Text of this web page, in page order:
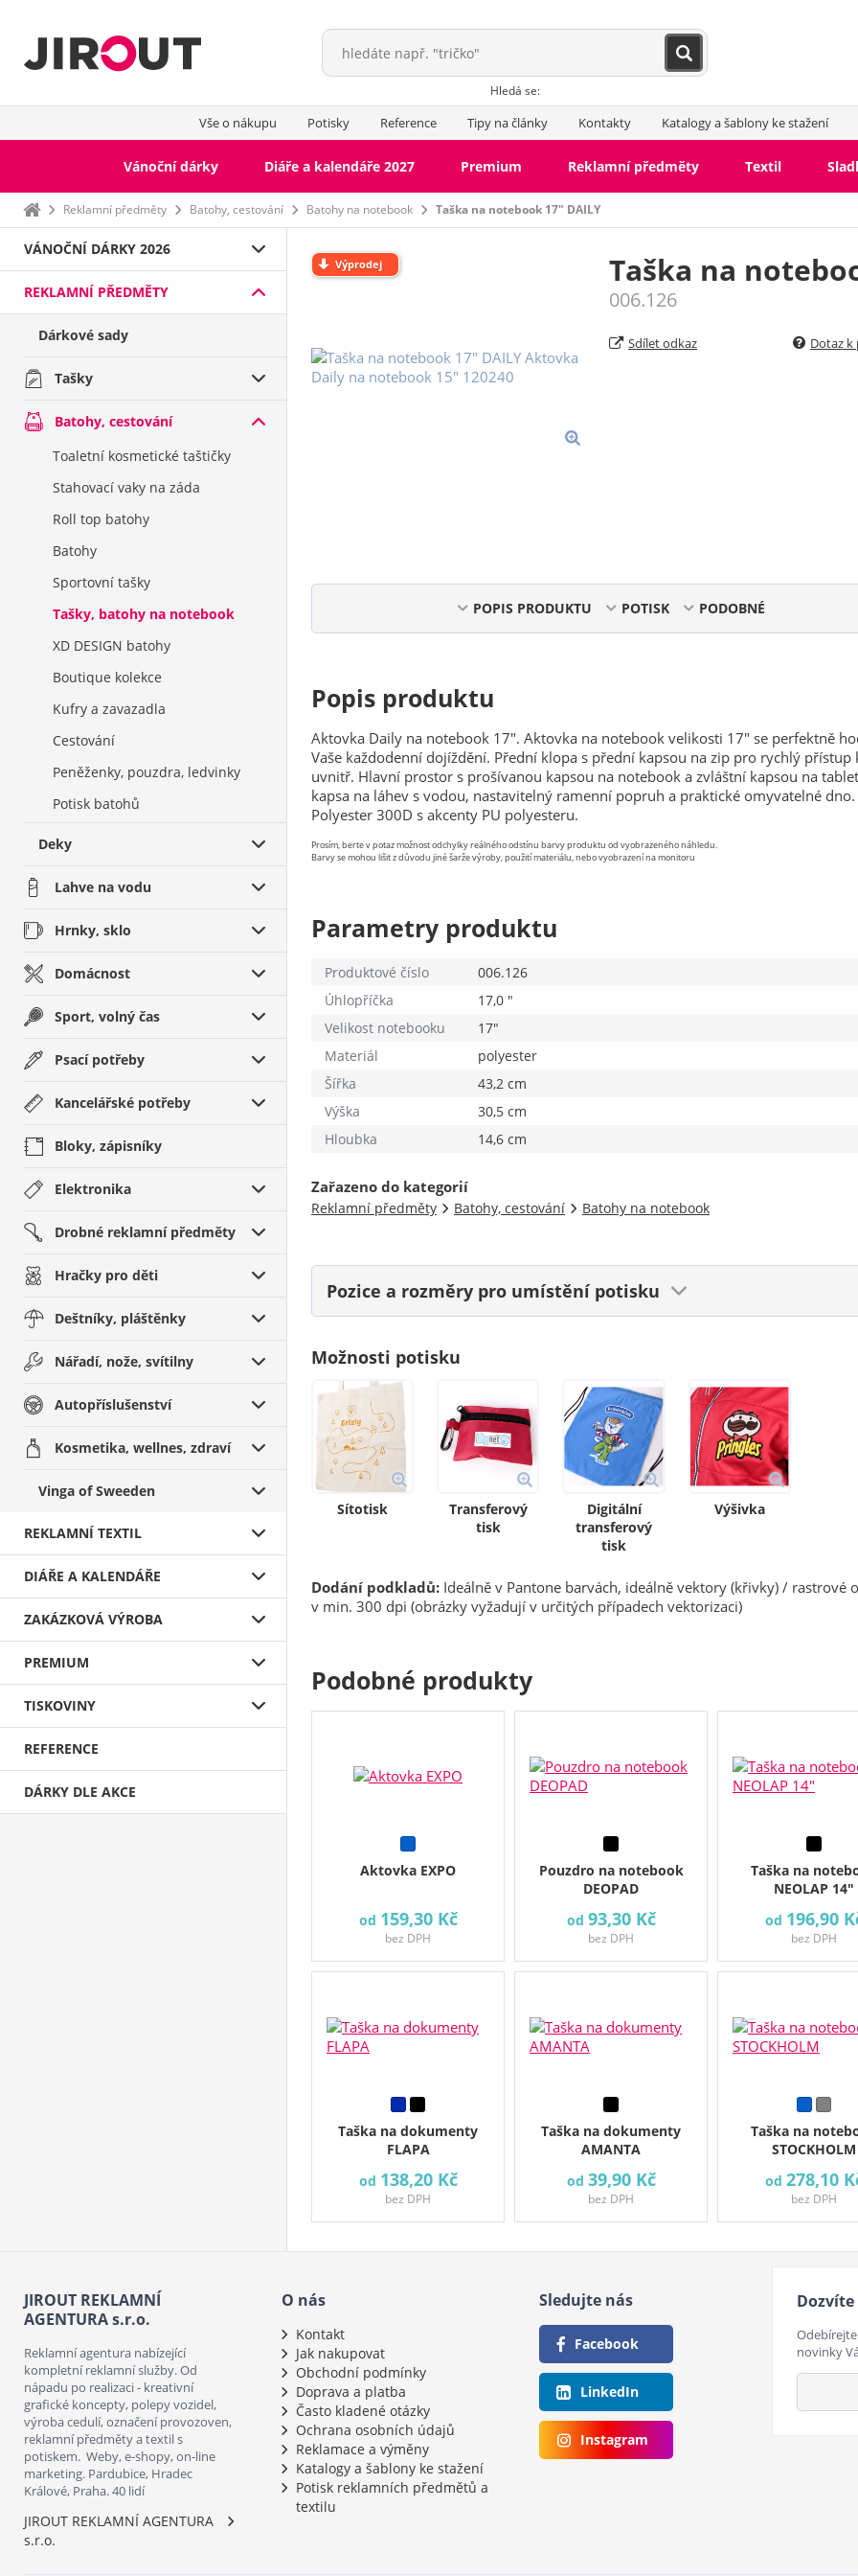
Hledá se:
Vše o nákupu Potisky Reference Tipy na články Kontakty Katalogy a šablony ke stažení
Vánoční dárky Diáře a kalendáře 2027 Premium Reklamní předměty Textil
Domů Reklamní předměty Batohy, cestování Batohy na notebook Taška na notebook 17" DAILY
VÁNOČNÍ DÁRKY 2026
REKLAMNÍ PŘEDMĚTY
Dárkové sady
Tašky
Batohy, cestování
Toaletní kosmetické taštičky
Stahovací vaky na záda
Roll top batohy
Batohy
Sportovní tašky
Tašky, batohy na notebook
XD DESIGN batohy
Boutique kolekce
Kufry a zavazadla
Cestování
Peněženky, pouzdra, ledvinky
Potisk batohů
Deky
Lahve na vodu
Hrnky, sklo
Domácnost
Sport, volný čas
Psací potřeby
Kancelářské potřeby
Bloky, zápisníky
Elektronika
Drobné reklamní předměty
Hračky pro děti
Deštníky, pláštěnky
Nářadí, nože, svítilny
Autopříslušenství
Kosmetika, wellnes, zdraví
Vinga of Sweeden
REKLAMNÍ TEXTIL
DIÁŘE A KALENDÁŘE
ZAKÁZKOVÁ VÝROBA
PREMIUM
TISKOVINY
REFERENCE
DÁRKY DLE AKCE
Taška na
006.126
Výprodej
Sdílet odkaz Dotaz
POPIS PRODUKTU POTISK PODOBNÉ
Popis produktu
Aktovka Daily na notebook 17". Aktovka na notebook velikosti 17" se perfektně
Vaše každodenní dojíždění. Přední klopa s přední kapsou na zip pro rychlý přístup
uvnitř. Hlavní prostor s prošívanou kapsou na notebook a zvláštní kapsou na
kapsa na láhev s vodou, nastavitelný ramenní popruh a praktické omyvatelné dno.
Polyester 300D s akcenty PU polyesteru.
Prosím, berte v potaz možnost odchylky reálného odstínu barvy produktu od vyobrazeného náhledu.
Barvy se mohou lišit z důvodu jiné šarže výroby, použití materiálu, nebo vyobrazení na monitoru
Parametry produktu
Produktové číslo
006.126
Úhlopříčka
17,0 "
Velikost notebooku
17"
Materiál
polyester
Šířka
43,2 cm
Výška
30,5 cm
Hloubka
14,6 cm
Zařazeno do kategorií
Reklamní předměty Batohy, cestování Batohy na notebook
Pozice a rozměry pro umístění potisku
Možnosti potisku
Sítotisk
Transferový
tisk
Digitální
transferový
tisk
Výšivka
Dodání podkladů: Ideálně v Pantone barvách, ideálně vektory (křivky) / rastrové
v min. 300 dpi (obrázky vyžadují v určitých případech vektorizaci)
Podobné produkty
Aktovka EXPO
od 159,30 Kč
bez DPH
Pouzdro na notebook
DEOPAD
od 93,30 Kč
bez DPH
Taška na
NEOLAP 14"
od 196,90
bez DPH
Taška na dokumenty
FLAPA
od 138,20 Kč
bez DPH
Taška na dokumenty
AMANTA
od 39,90 Kč
bez DPH
Taška na
STOCKHOLM
od 278,10
bez DPH
JIROUT REKLAMNÍ
AGENTURA s.r.o.
Reklamní agentura nabízející
kompletní reklamní služby. Od
nápadu po realizaci - kreativní
grafické koncepty, polepy vozidel,
výroba cedulí, označení provozoven,
reklamní předměty a textil s
potiskem. Weby, e-shopy, on-line
marketing. Pardubice, Hradec
Králové, Praha. 40 lidí
JIROUT REKLAMNÍ AGENTURA
s.r.o.
O nás
Kontakt
Jak nakupovat
Obchodní podmínky
Doprava a platba
Často kladené otázky
Ochrana osobních údajů
Reklamace a výměny
Katalogy a šablony ke stažení
Potisk reklamních předmětů a
textilu
Sledujte nás
Facebook
LinkedIn
Instagram
novinky